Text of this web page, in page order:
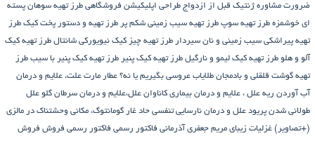
ضرورت مشاوره ژنتیک قبل از ازدواج طراحی اپلیکیشن فروشگاهی طرز تهیه سوهان پسته
ای خوشمزه طرز تهیه سوپ طرز تهیه سیب زمینی شکم پر طرز تهیه و دستور پخت کیک طرز
تهیه پیراشكی سيب زمينی و نان سیردار طرز تهیه چیز کیک نیویورکی شانتال طرز تهیه کیک
آلو و هلو طرز تهیه کیک لیمو و نارگیل طرز تهیه کیک پنیر طرز تهیه کیک پنیر با سیب طرز
تهیه گوشت قلقلی و بادمجان طلایاب عروسی بگیریم یا نه؟ عطار مارت علت، علایم و درمان
آب آوردن ریه علل ، علایم و درمان بیماری کاناوان علل،علایم و درمان سرطان گلو علل
طولانی شدن پریود علل و درمان نارسایی تنفسی حاد غار گومانتوگ، مکانی وحشتناک در مالزی
(+تصاویر) غزلیات زیبای مریم جعفری آذرمانی فاکتور رسمی فاکتور رسمی فروش فروش